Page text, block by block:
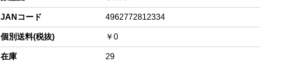
JANコード 4962772812334
個別送料(税抜) ￥0
在庫 29